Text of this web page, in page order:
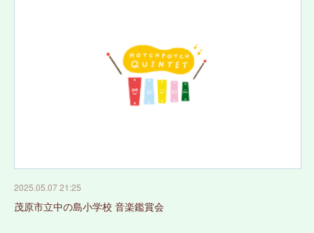
2025.05.07 21:25
茂原市立中の島小学校 音楽鑑賞会